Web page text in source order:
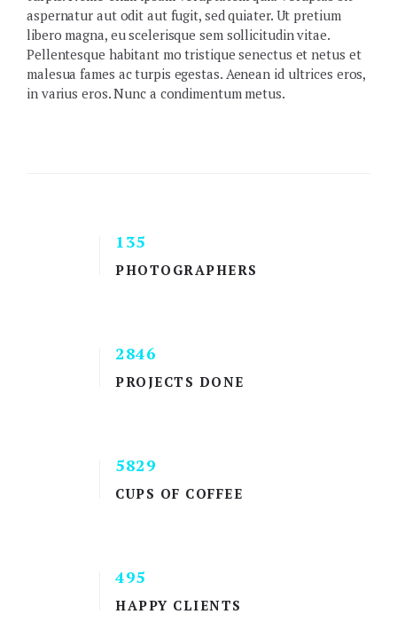
aspernatur aut odit aut fugit, sed quiater. Ut pretium
libero magna, eu scelerisque sem sollicitudin vitae.
Pellentesque habitant mo tristique senectus et netus et
malesua fames ac turpis egestas. Aenean id ultrices eros,
in varius eros. Nunc a condimentum metus.
135
PHOTOGRAPHERS
2846
PROJECTS DONE
5829
CUPS OF COFFEE
495
HAPPY CLIENTS